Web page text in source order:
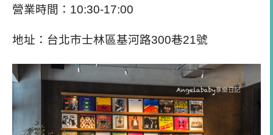
營業時間：10:30-17:00
地址：台北市士林區基河路300巷21號